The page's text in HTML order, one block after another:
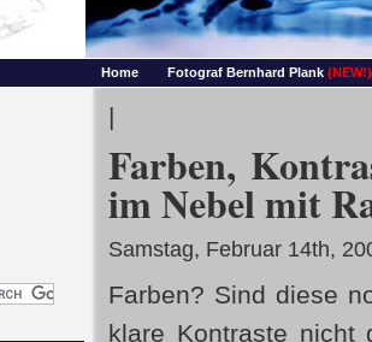
Home Fotograf Bernhard Plank (NEW!)
|
Farben,
im Nebel mit
Samstag, Februar 14th,
Farben? Sind diese
klare Kontraste nicht